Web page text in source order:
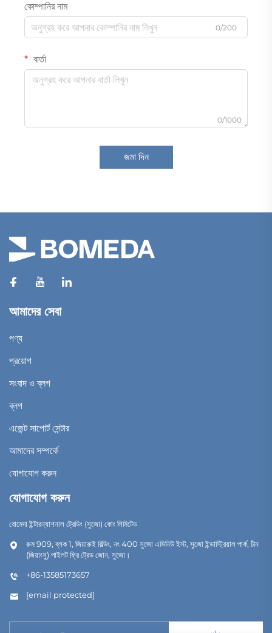
কোম্পানির নাম
0/200
বার্তা
0/1000
জমা দিন
আমাদের সেবা
পণ্য
প্রয়োগ
সংবাদ ও ব্লগ
ব্লগ
এজেন্ট সাপোর্ট সেন্টার
আমাদের সম্পর্কে
যোগাযোগ করুন
যোগাযোগ করুন
বোমেদা ইন্টারন্যাশনাল ট্রেডিং (সুজো) কোং লিমিটেড
রুম 909, ব্লক 1, জিয়ারুই বিল্ডিং, নং 400 সুজো এভিনিউ ইস্ট, সুজো ইন্ডাস্ট্রিয়াল পার্ক, চীন
(জিয়াংসু) পাইলট ফ্রি ট্রেড জোন, সুজো।
+86-13585173657
[email protected]